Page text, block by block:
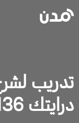
تدريب
درايتك Vigor 2136